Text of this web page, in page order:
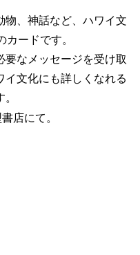
物、神話など、ハワイ文
ードです。
要なメッセージを受け取
イ文化にも詳しくなれる
店にて。